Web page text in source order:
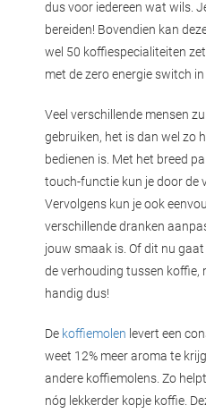
dus voor iedereen wat wils.
bereiden! Bovendien kan
wel 50 koffiespecialiteiten
met de zero energie switch
Veel verschillende mensen
gebruiken, het is dan wel zo
bedienen is. Met het breed
touch-functie kun je door de
Vervolgens kun je ook
verschillende dranken
jouw smaak is. Of dit nu
de verhouding tussen koffie,
handig dus!
De koffiemolen levert een
weet 12% meer aroma te
andere koffiemolens. Zo
nóg lekkerder kopje koffie.